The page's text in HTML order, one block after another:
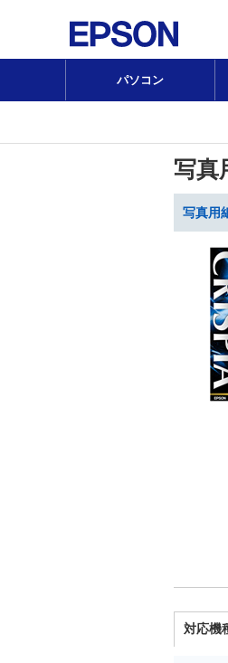
パソコン
写真
写真用
対応機